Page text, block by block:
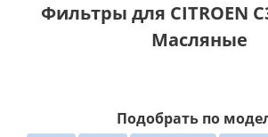
Фильтры для CITROEN
Масляные
Подобрать по